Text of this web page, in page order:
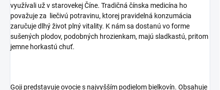
využívali už v starovekej Číne. Tradičná čínska medicína ho
považuje za liečivú potravinu, ktorej pravidelná konzumácia
zaručuje dlhý život plný vitality. K nám sa dostanú vo forme
sušených plodov, podobných hrozienkam, majú sladkastú, pritom
jemne horkastú chuť.
Goji predstavuje ovocie s najvyšším podielom bielkovín. Obsahuje